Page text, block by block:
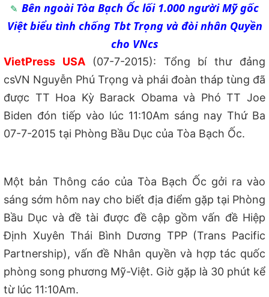
Bên ngoài Tòa Bạch Ốc lối 1.000 người Mỹ gốc
Việt biểu tình chống Tbt Trọng và đòi nhân Quyền
cho VNcs
VietPress USA
(07-7-2015): Tổng bí thư đảng
csVN Nguyễn Phú Trọng và phái đoàn tháp tùng đã
được TT Hoa Kỳ Barack Obama và Phó TT Joe
Biden đón tiếp vào lúc 11:10Am sáng nay Thứ Ba
07-7-2015 tại Phòng Bầu Dục của Tòa Bạch Ốc.
Một bản Thông cáo của Tòa Bạch Ốc gởi ra vào
sáng sớm hôm nay cho biết địa điểm gặp tại Phòng
Bầu Dục và đề tài được đề cập gồm vấn đề Hiệp
Định Xuyên Thái Bình Dương TPP (Trans Pacific
Partnership), vấn đề Nhân quyền và hợp tác quốc
phòng song phương Mỹ-Việt. Giờ gặp là 30 phút kể
từ lúc 11:10Am.